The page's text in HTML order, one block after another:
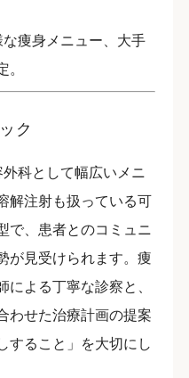
痩身メニュー、大手
。
ク
科として幅広いメニ
解注射も扱っている可
で、患者とのコミュニ
が見受けられます。痩
よる丁寧な診察と、
わせた治療計画の提案
すること」を大切にし